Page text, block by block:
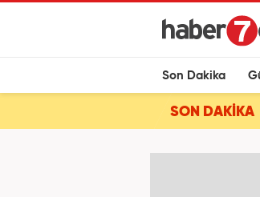
Son Dakika
SON DAKİKA